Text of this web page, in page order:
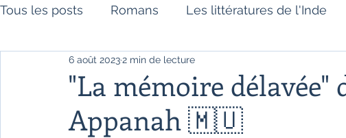
Tous les posts Romans Les littératures de l'Inde
Livres de référence Dictionnaire
Témoignages / Récits Romans jeunesse
"La mémoire délavée"
Appanah 🇲🇺
6 août 20232 min de lecture